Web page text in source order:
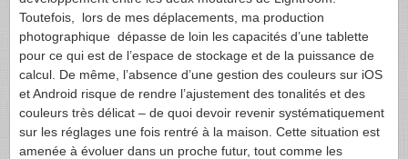
Toutefois, lors de mes déplacements, ma production
photographique dépasse de loin les capacités d’une tablette
pour ce qui est de l’espace de stockage et de la puissance de
calcul. De même, l’absence d’une gestion des couleurs sur iOS
et Android risque de rendre l’ajustement des tonalités et des
couleurs très délicat – de quoi devoir revenir systématiquement
sur les réglages une fois rentré à la maison. Cette situation est
amenée à évoluer dans un proche futur, tout comme les